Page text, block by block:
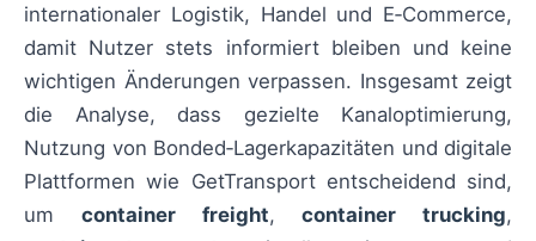
internationaler Logistik, Handel und E‑Commerce,
damit Nutzer stets informiert bleiben und keine
wichtigen Änderungen verpassen. Insgesamt zeigt
die Analyse, dass gezielte Kanaloptimierung,
Nutzung von Bonded‑Lagerkapazitäten und digitale
Plattformen wie GetTransport entscheidend sind,
um container freight,container trucking,